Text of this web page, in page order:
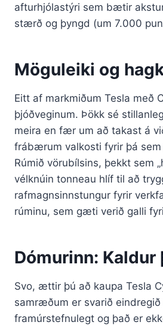
afturhjólastýri sem bætir
stærð og þyngd (um 7.000
Möguleiki og
Eitt af markmiðum Tesla
þjóðveginum. Þökk sé
meira en fær um að takast á
frábærum valkosti fyrir þá
Rúmið vörubílsins, þekkt sem
vélknúin tonneau hlíf til að
rafmagnsinnstungur fyrir
rúminu, sem gæti verið galli
Dómurinn:
Svo, ættir þú að kaupa Tesla
samræðum er svarið
framúrstefnulegt og það er